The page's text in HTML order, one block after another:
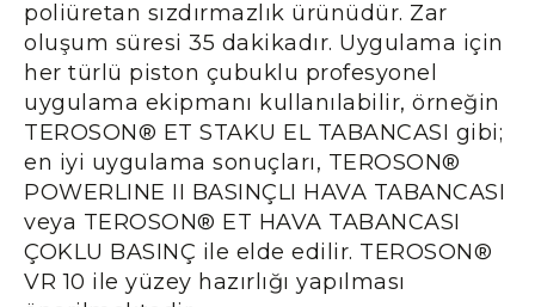
poliüretan sızdırmazlık ürünüdür. Zar
oluşum süresi 35 dakikadır. Uygulama için
her türlü piston çubuklu profesyonel
uygulama ekipmanı kullanılabilir, örneğin
TEROSON® ET STAKU EL TABANCASI gibi;
en iyi uygulama sonuçları, TEROSON®
POWERLINE II BASINÇLI HAVA TABANCASI
veya TEROSON® ET HAVA TABANCASI
ÇOKLU BASINÇ ile elde edilir. TEROSON®
VR 10 ile yüzey hazırlığı yapılması